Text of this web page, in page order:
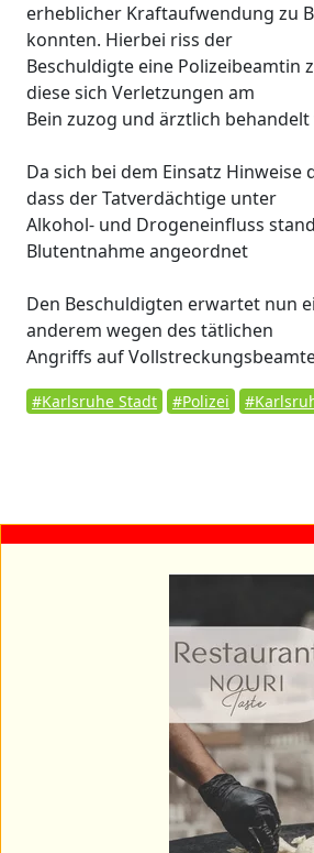
erheblicher Kraftaufwendung zu
konnten. Hierbei riss der
Beschuldigte eine Polizeibeamtin
diese sich Verletzungen am
Bein zuzog und ärztlich
Da sich bei dem Einsatz Hinweise
dass der Tatverdächtige unter
Alkohol- und Drogeneinfluss
Blutentnahme angeordnet
Den Beschuldigten erwartet nun
anderem wegen des tätlichen
Angriffs auf
#Karlsruhe Stadt #Polizei